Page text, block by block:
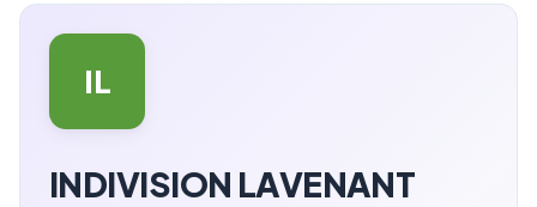
IL
INDIVISION LAVENANT